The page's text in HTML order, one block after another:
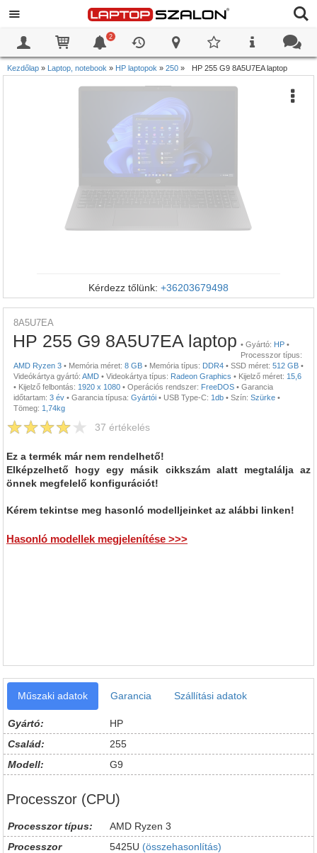
2
Kezdőlap » Laptop, notebook » HP laptopok » 250 » HP 255 G9 8A5U7EA laptop
Kérdezz tőlünk: +36203679498
8A5U7EA
HP 255 G9 8A5U7EA laptop • Gyártó: HP •
Processzor típus:
AMD Ryzen 3 • Memória méret: 8 GB • Memória típus: DDR4 • SSD méret: 512 GB •
Videókártya gyártó: AMD • Videokártya típus: Radeon Graphics • Kijelző méret: 15,6
• Kijelző felbontás: 1920 x 1080 • Operációs rendszer: FreeDOS • Garancia
időtartam: 3 év • Garancia típusa: Gyártói • USB Type-C: 1db • Szín: Szürke •
Tömeg: 1,74kg
37 értékelés
Ez a termék már nem rendelhető!
Elképzelhető hogy egy másik cikkszám alatt megtalálja az
önnek megfelelő konfigurációt!
Kérem tekintse meg hasonló modelljeinket az alábbi linken!
Hasonló modellek megjelenítése >>>
Műszaki adatok Garancia Szállítási adatok
Gyártó:
HP
Család:
255
Modell:
G9
Processzor (CPU)
Processzor típus:
AMD Ryzen 3
Processzor
5425U (összehasonlítás)
0
0